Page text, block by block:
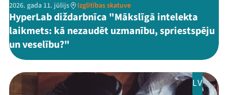
2026. gada 11. jūlijs Izglītības skatuve
HyperLab diždarbnīca "Mākslīgā intelekta
laikmets: kā nezaudēt uzmanību, spriestspēju
un veselību?"
LV